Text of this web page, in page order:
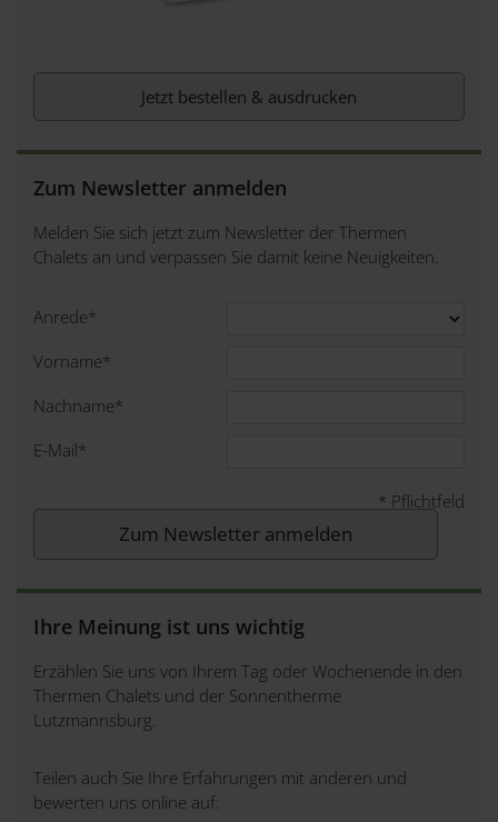
Jetzt bestellen & ausdrucken
Zum Newsletter anmelden
Melden Sie sich jetzt zum Newsletter der Thermen
Chalets an und verpassen Sie damit keine Neuigkeiten.
Anrede*
Vorname*
Nachname*
E-Mail*
* Pflichtfeld
Ihre Meinung ist uns wichtig
Erzählen Sie uns von Ihrem Tag oder Wochenende in den
Thermen Chalets und der Sonnentherme
Lutzmannsburg.
Teilen auch Sie Ihre Erfahrungen mit anderen und
bewerten uns online auf: